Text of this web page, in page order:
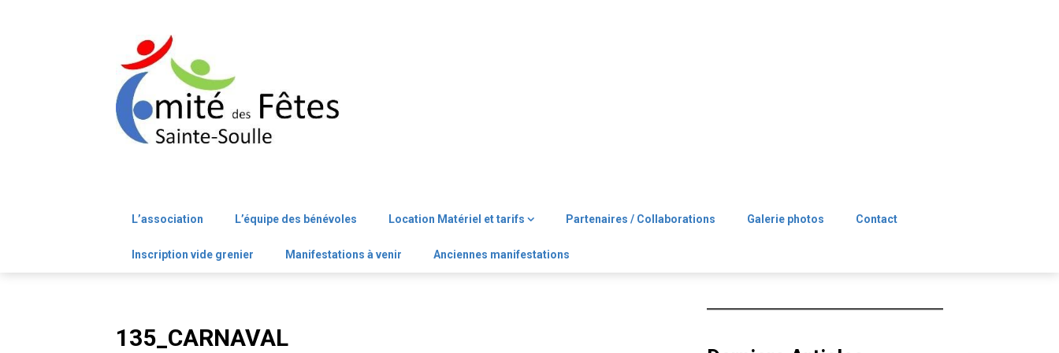
L’association L’équipe des bénévoles Location Matériel et tarifs Partenaires / Collaborations Galerie photos Contact
Inscription vide grenier Manifestations à venir Anciennes manifestations
135_CARNAVAL